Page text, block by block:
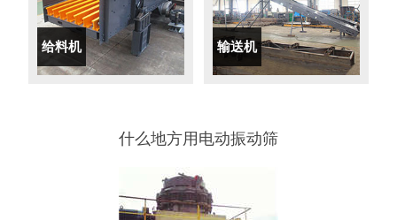
给料机 输送机
什么地方用电动振动筛